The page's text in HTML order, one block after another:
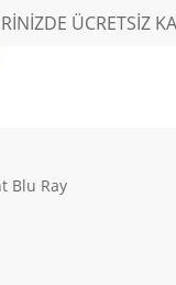
ÜCRETSİZ
Blu Ray